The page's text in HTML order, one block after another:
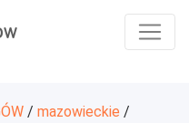
/ mazowieckie /